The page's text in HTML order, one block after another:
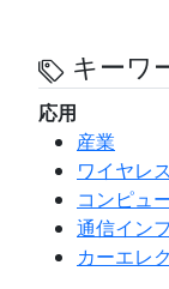
キーワ
応用
産業
ワイヤレ
コンピュ
通信イン
カーエレ